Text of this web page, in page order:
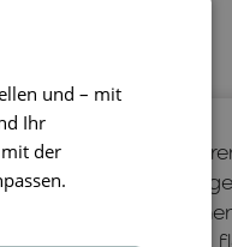
natürlich
sind für
. Das weiche,
und – mit
Ihr
mit der